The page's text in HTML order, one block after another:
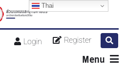
Register
Login
Menu
Thai